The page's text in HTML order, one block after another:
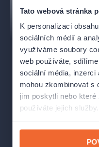
Tato webová stránka
K personalizaci
sociálních médií a
využíváme soubory
web používáte,
sociální média, inzerci
mohou zkombinovat s
jim poskytli nebo
používáte jejich služby.
Režie: Filip Nuckolls
Herci
Galánečka:
Zkušený: Petr Halíček
Mladý:Daniel Pivoda